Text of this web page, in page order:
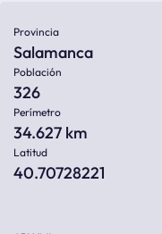
Provincia
Salamanca
Población
326
Perímetro
34.627 km
Latitud
40.70728221